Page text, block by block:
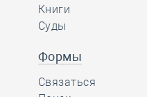
Книги
Суды
Формы
Связаться